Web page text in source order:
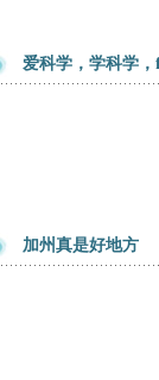
爱科学，学科学，
加州真是好地方